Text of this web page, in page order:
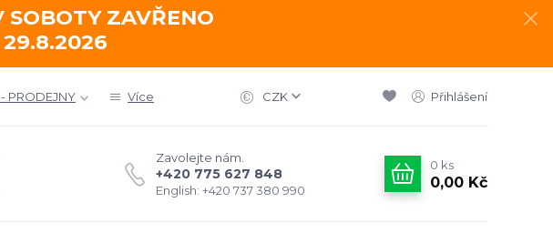
ZAVŘENO
29.8.2026
PRODEJNY Více CZK Přihlášení
Zavolejte nám.
+420 775 627 848
English: +420 737 380 990
0 ks
0,00 Kč